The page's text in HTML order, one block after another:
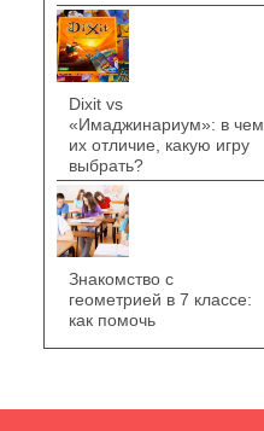
Dixit vs
«Имаджинариум»: в чем
их отличие, какую игру
выбрать?
Знакомство с
геометрией в 7 классе:
как помочь